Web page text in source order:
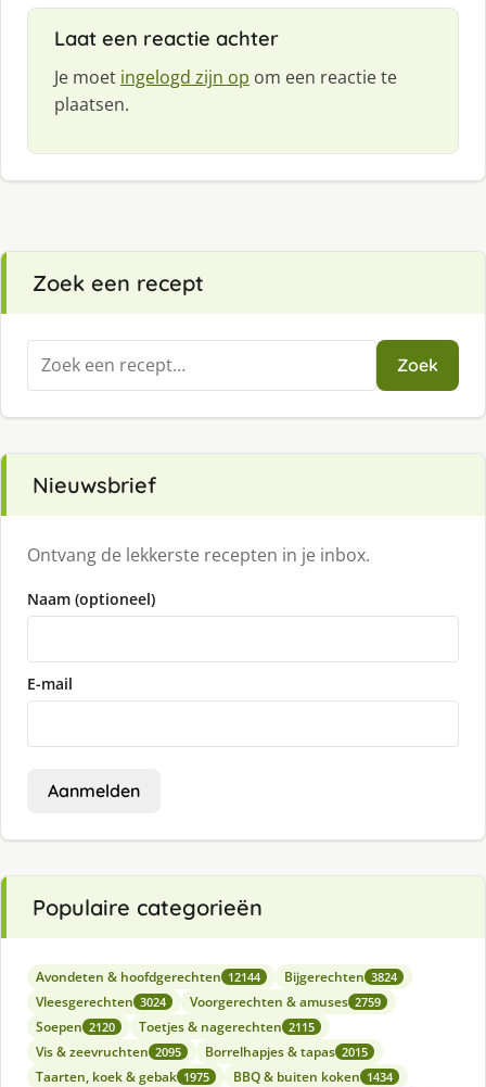
Laat een reactie achter
Je moet ingelogd zijn op om een reactie te
plaatsen.
Zoek een recept
Zoeken
naar:
Zoek
Nieuwsbrief
Ontvang de lekkerste recepten in je inbox.
Naam (optioneel)
E-mail
Aanmelden
Populaire categorieën
Avondeten & hoofdgerechten 12144 Bijgerechten 3824
Vleesgerechten 3024 Voorgerechten & amuses 2759
Soepen 2120 Toetjes & nagerechten 2115
Vis & zeevruchten 2095 Borrelhapjes & tapas 2015
Taarten, koek & gebak 1975 BBQ & buiten koken 1434